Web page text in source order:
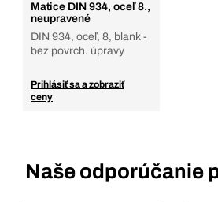
Matice DIN 934, oceľ 8.,
neupravené
DIN 934, oceľ, 8, blank -
bez povrch. úpravy
Prihlásiť sa a zobraziť
ceny
Naše odporúčanie